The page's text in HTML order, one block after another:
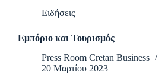
Ειδήσεις
Εμπόριο και Τουρισμός
Press Room Cretan Business
20 Μαρτίου 2023